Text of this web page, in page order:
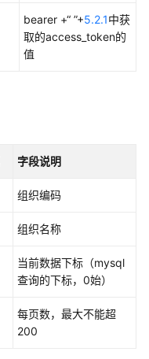
bearer +“ ”+5.2.1中获
取的access_token的
值
字段说明
组织编码
组织名称
当前数据下标（mysql
查询的下标，0始）
每页数，最大不能超
200